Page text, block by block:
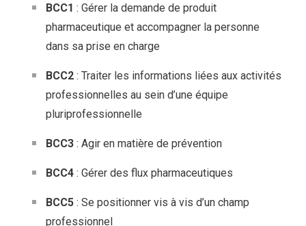
BCC1 : Gérer la demande de produit
pharmaceutique et accompagner la personne
dans sa prise en charge
BCC2 : Traiter les informations liées aux activités
professionnelles au sein d’une équipe
pluriprofessionnelle
BCC3 : Agir en matière de prévention
BCC4 : Gérer des flux pharmaceutiques
BCC5 : Se positionner vis à vis d’un champ
professionnel